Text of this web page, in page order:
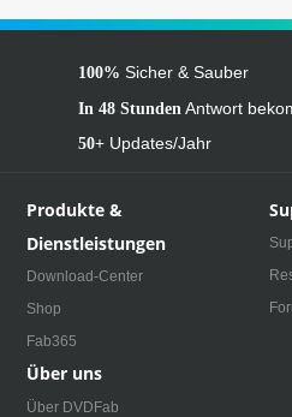
100% Sicher & Sauber
In 48 Stunden Antwort
50+ Updates/Jahr
Produkte &
Dienstleistungen
Download-Center
Shop
Fab365
Über uns
Über DVDFab